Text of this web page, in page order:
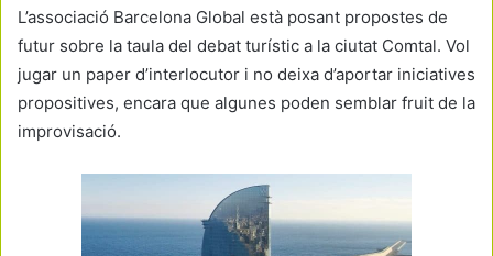
L’associació Barcelona Global està posant propostes de
futur sobre la taula del debat turístic a la ciutat Comtal. Vol
jugar un paper d’interlocutor i no deixa d’aportar iniciatives
propositives, encara que algunes poden semblar fruit de la
improvisació.